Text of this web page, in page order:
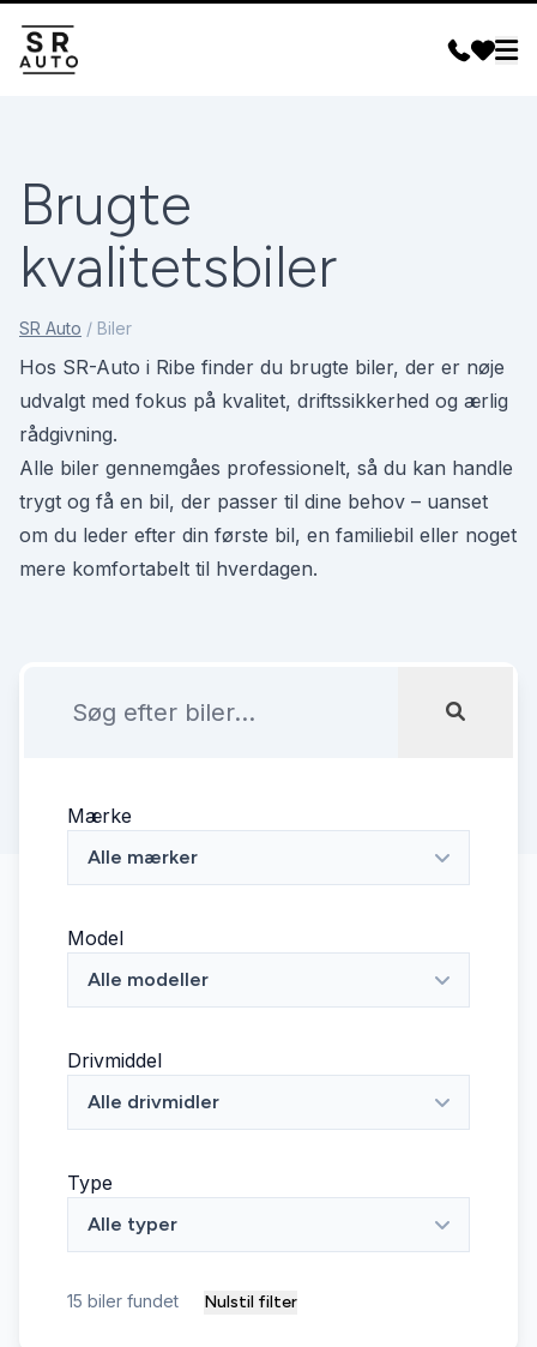
Brugte
kvalitetsbiler
SR Auto / Biler
Hos SR-Auto i Ribe finder du brugte biler, der er nøje
udvalgt med fokus på kvalitet, driftssikkerhed og ærlig
rådgivning.
Alle biler gennemgåes professionelt, så du kan handle
trygt og få en bil, der passer til dine behov – uanset
om du leder efter din første bil, en familiebil eller noget
mere komfortabelt til hverdagen.
Mærke
Alle mærker
Model
Alle modeller
Drivmiddel
Alle drivmidler
Type
Alle typer
15 biler fundet Nulstil filter